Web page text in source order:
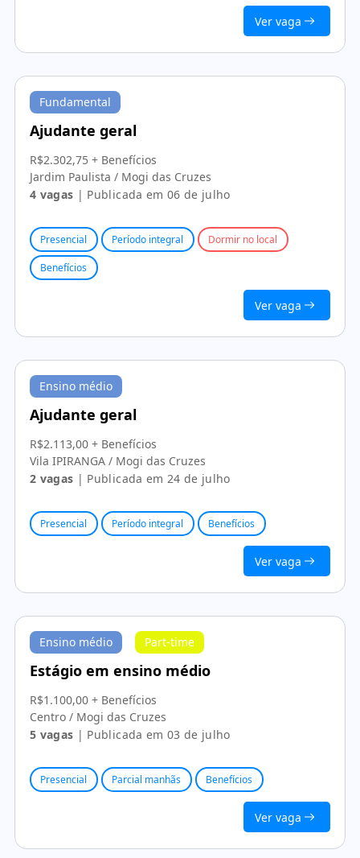
Ver vaga
Fundamental
Ajudante geral
R$2.302,75 + Benefícios
Jardim Paulista / Mogi das Cruzes
4 vagas | Publicada em 06 de julho
Presencial Período integral Dormir no local
Benefícios
Ver vaga
Ensino médio
Ajudante geral
R$2.113,00 + Benefícios
Vila IPIRANGA / Mogi das Cruzes
2 vagas | Publicada em 24 de julho
Presencial Período integral Benefícios
Ver vaga
Ensino médio Part-time
Estágio em ensino médio
R$1.100,00 + Benefícios
Centro / Mogi das Cruzes
5 vagas | Publicada em 03 de julho
Presencial Parcial manhãs Benefícios
Ver vaga